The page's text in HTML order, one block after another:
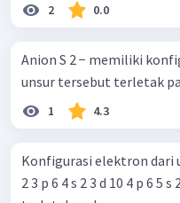
2 0.0
Anion S 2 − memiliki
unsur tersebut terletak
1 4.3
Konfigurasi elektron dari unsur X
2 3 p 6 4 s 2 3 d 10 4 p 6 5 s 2 4 d 10 5